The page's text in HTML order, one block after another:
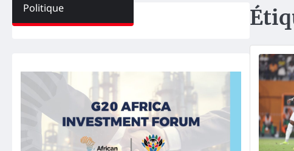
Politique